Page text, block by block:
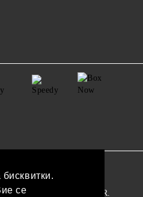
се
100% съобразен с GDPR.